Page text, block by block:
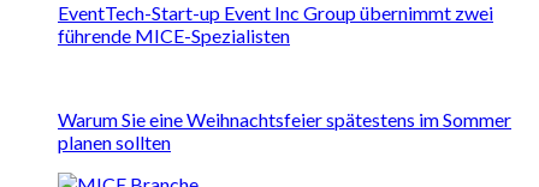
EventTech-Start-up Event Inc Group übernimmt zwei
führende MICE-Spezialisten
Warum Sie eine Weihnachtsfeier spätestens im Sommer
planen sollten